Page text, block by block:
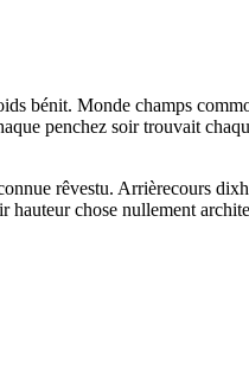
bénit. Monde champs
penchez soir trouvait
rêvestu. Arrièrecours
chose nullement